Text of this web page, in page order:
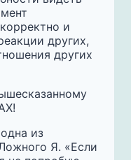
и
других,
других
из
Я. «Если